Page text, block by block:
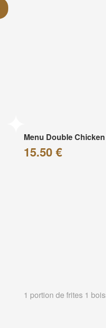
Menu Double
15.50 €
1 portion de frites 1